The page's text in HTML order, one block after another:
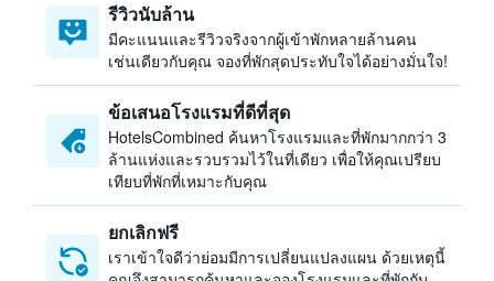
รีวิวนับล้าน
มีคะแนนและรีวิวจริงจากผู้เข้าพักหลายล้านคน
เช่นเดียวกับคุณ จองที่พักสุดประทับใจได้อย่างมั่นใจ!
ข้อเสนอโรงแรมที่ดีที่สุด
HotelsCombined ค้นหาโรงแรมและที่พักมากกว่า 3
ล้านแห่งและรวบรวมไว้ในที่เดียว เพื่อให้คุณเปรียบ
เทียบที่พักที่เหมาะกับคุณ
ยกเลิกฟรี
เราเข้าใจดีว่าย่อมมีการเปลี่ยนแปลงแผน ด้วยเหตุนี้